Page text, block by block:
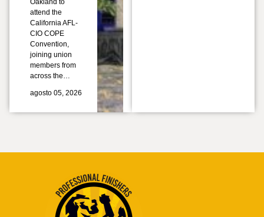
Oakland to
attend the
California AFL-
CIO COPE
Convention,
joining union
members from
across the…
agosto 05, 2026